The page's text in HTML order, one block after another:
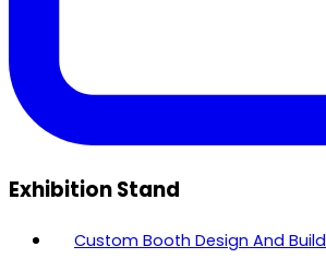
Exhibition Stand
Custom Booth Design And Build